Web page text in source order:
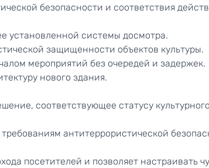
безопасности и соответствия
установленной системы досмотра.
защищенности объектов культуры.
мероприятий без очередей и задержек.
нового здания.
соответствующее статусу
антитеррористической
посетителей и позволяет настраивать